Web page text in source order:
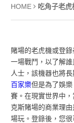
HOME 吃角子老
賭場的老虎機或登
一場戰鬥，以了解
人士，該機器也將
百家樂但是為了娛
賽。在現實世界中
克斯賭場的商業理
場玩。登錄後，您